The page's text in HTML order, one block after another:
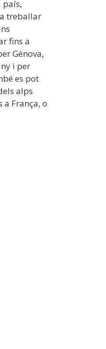
país,
treballar
fins a
Gènova,
i per
es pot
alps
a França, o